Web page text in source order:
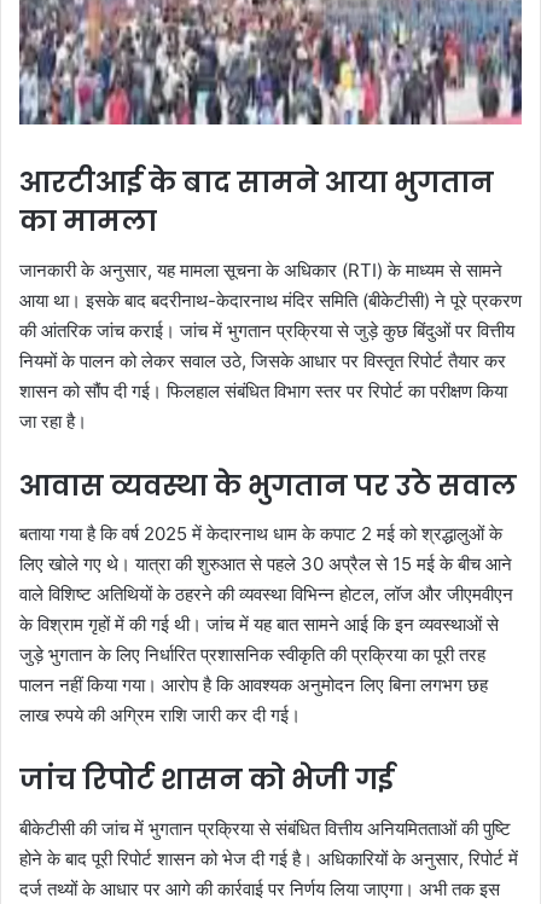
आरटीआई के बाद सामने आया भुगतान
का मामला
जानकारी के अनुसार, यह मामला सूचना के अधिकार (RTI) के माध्यम से सामने
आया था। इसके बाद बदरीनाथ-केदारनाथ मंदिर समिति (बीकेटीसी) ने पूरे प्रकरण
की आंतरिक जांच कराई। जांच में भुगतान प्रक्रिया से जुड़े कुछ बिंदुओं पर वित्तीय
नियमों के पालन को लेकर सवाल उठे, जिसके आधार पर विस्तृत रिपोर्ट तैयार कर
शासन को सौंप दी गई। फिलहाल संबंधित विभाग स्तर पर रिपोर्ट का परीक्षण किया
जा रहा है।
आवास व्यवस्था के भुगतान पर उठे सवाल
बताया गया है कि वर्ष 2025 में केदारनाथ धाम के कपाट 2 मई को श्रद्धालुओं के
लिए खोले गए थे। यात्रा की शुरुआत से पहले 30 अप्रैल से 15 मई के बीच आने
वाले विशिष्ट अतिथियों के ठहरने की व्यवस्था विभिन्न होटल, लॉज और जीएमवीएन
के विश्राम गृहों में की गई थी। जांच में यह बात सामने आई कि इन व्यवस्थाओं से
जुड़े भुगतान के लिए निर्धारित प्रशासनिक स्वीकृति की प्रक्रिया का पूरी तरह
पालन नहीं किया गया। आरोप है कि आवश्यक अनुमोदन लिए बिना लगभग छह
लाख रुपये की अग्रिम राशि जारी कर दी गई।
जांच रिपोर्ट शासन को भेजी गई
बीकेटीसी की जांच में भुगतान प्रक्रिया से संबंधित वित्तीय अनियमितताओं की पुष्टि
होने के बाद पूरी रिपोर्ट शासन को भेज दी गई है। अधिकारियों के अनुसार, रिपोर्ट में
दर्ज तथ्यों के आधार पर आगे की कार्रवाई पर निर्णय लिया जाएगा। अभी तक इस